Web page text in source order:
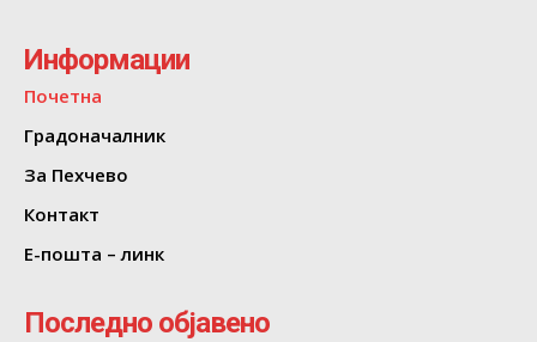
Информации
Почетна
Градоначалник
За Пехчево
Контакт
Е-пошта – линк
Последно објавено